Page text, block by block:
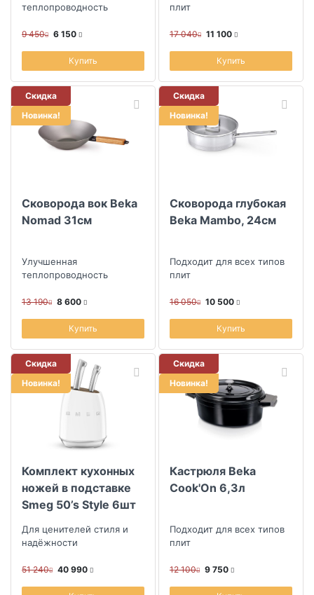
теплопроводность
9 450 6 150
Купить
плит
17 040 11 100
Купить
Скидка
Новинка!
Сковорода вок Beka
Nomad 31см
Улучшенная
теплопроводность
13 190 8 600
Купить
Скидка
Новинка!
Сковорода глубокая
Beka Mambo, 24см
Подходит для всех типов
плит
16 050 10 500
Купить
Скидка
Новинка!
Комплект кухонных
ножей в подставке
Smeg 50’s Style 6шт
Для ценителей стиля и
надёжности
51 240 40 990
Скидка
Новинка!
Кастрюля Beka
Cook'On 6,3л
Подходит для всех типов
плит
12 100 9 750